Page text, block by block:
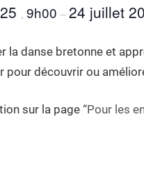
, 9h00 –24 juillet
la danse bretonne et
pour découvrir ou
sur la page“Pour les